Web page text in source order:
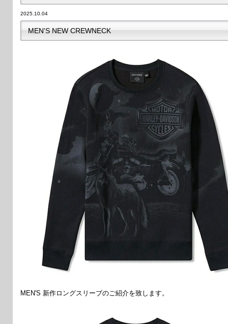
2025.10.04
MEN'S NEW CREWNECK
MEN'S 新作ロングスリーブのご紹介を致します。